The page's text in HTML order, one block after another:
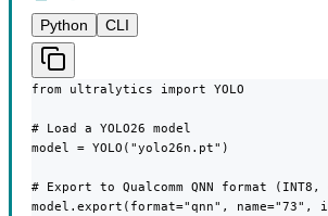
Python
CLI
from ultralytics import YOLO
# Load a YOLO26 model
model = YOLO("yolo26n.pt")
# Export to Qualcomm QNN format
model.export(format="qnn",